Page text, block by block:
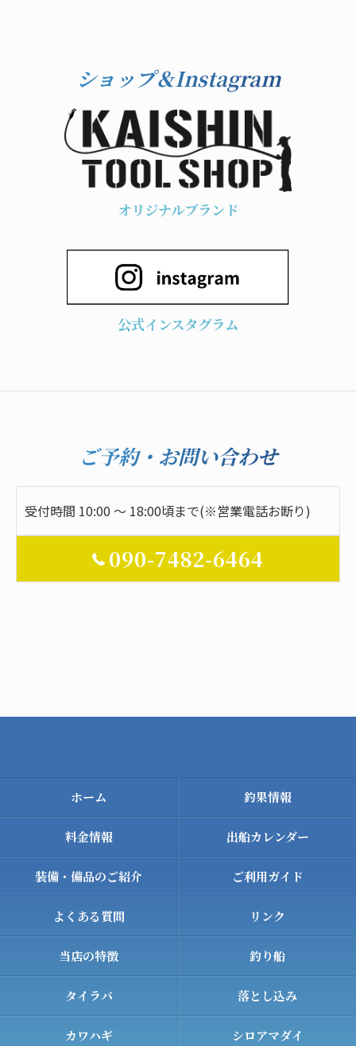
ショップ＆Instagram
オリジナルブランド
公式インスタグラム
ご予約・お問い合わせ
受付時間 10:00 ～ 18:00頃まで(※営業電話お断り)
090-7482-6464
ホーム 釣果情報
料金情報 出船カレンダー
装備・備品のご紹介 ご利用ガイド
よくある質問 リンク
当店の特徴 釣り船
タイラバ 落とし込み
カワハギ シロアマダイ